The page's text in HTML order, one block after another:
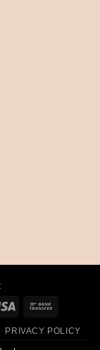
Visa
PRIVACY POLICY